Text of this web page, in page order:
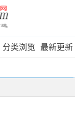
分类浏览 最新更新